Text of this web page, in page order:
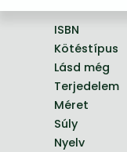
ISBN
Kötéstípus
Lásd még
Terjedelem
Méret
Súly
Nyelv